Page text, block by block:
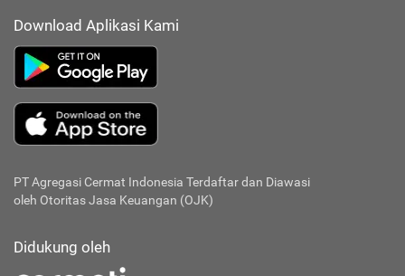
Download Aplikasi Kami
PT Agregasi Cermat Indonesia Terdaftar dan Diawasi
oleh Otoritas Jasa Keuangan (OJK)
Didukung oleh